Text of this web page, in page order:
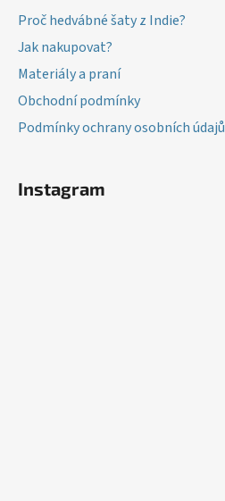
ý
Proč hedvábné šaty z Indie?
Jak nakupovat?
Materiály a praní
Obchodní podmínky
Podmínky ochrany osobních údajů
Instagram